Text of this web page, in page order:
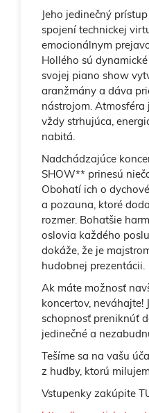
Jeho jedinečný
spojení technickej
emocionálnym
Hollého sú
svojej piano show
aranžmány a dáva
nástrojom.
vždy strhujúca,
nabitá.
Nadchádzajúce
SHOW** prinesú
Obohatí ich o
a pozauna, ktoré
rozmer. Bohatšie
oslovia každého
dokáže, že je
hudobnej prezentácii.
Ak máte možnosť
koncertov, neváhajte!
schopnosť preniknúť
jedinečné a
Tešíme sa na vašu
z hudby, ktorú
Vstupenky zakúpite